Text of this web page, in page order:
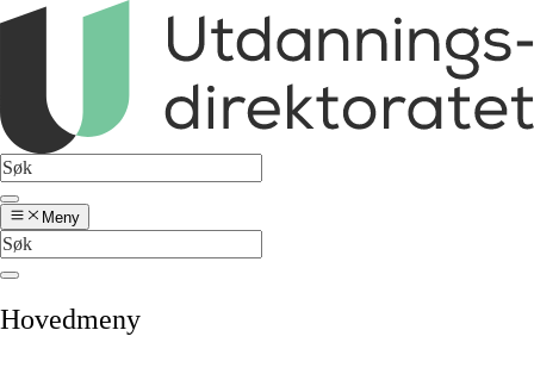
Meny
Hovedmeny